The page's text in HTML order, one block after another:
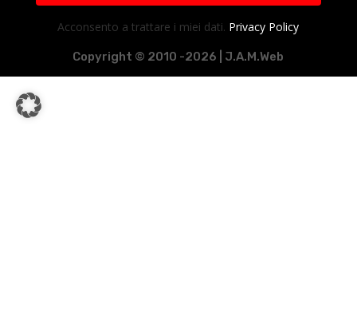
Acconsento a trattare i miei dati. Privacy Policy
Copyright © 2010 -2026 | J.A.M.Web